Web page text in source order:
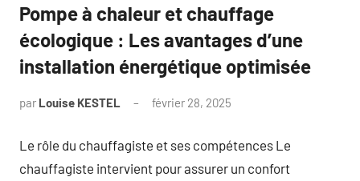
Pompe à chaleur et chauffage
écologique : Les avantages d’une
installation énergétique optimisée
par Louise KESTEL février 28, 2025
Le rôle du chauffagiste et ses compétences Le
chauffagiste intervient pour assurer un confort